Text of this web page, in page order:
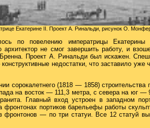
Екатерине II. Проект А. Ринальди, рисунок О.
по повелению императрицы
не смог завершить работу, и
Проект А. Ринальди был искажен.
недостатки, что заставило уже
сорокалетнего (1818 — 1858) строительства
на восток — 111,3 метра, с севера на юг —
Главный вход устроен в западном
портиков барельефы работы
— по три статуи. Все 12 статуй